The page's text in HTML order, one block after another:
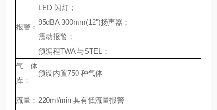
报警：
LED 闪灯；
95dBA 300mm(12")扬声器；
震动报警；
预编程TWA 与STEL；
气体
库：
预设内置750 种气体
流量： 220ml/min 具有低流量报警